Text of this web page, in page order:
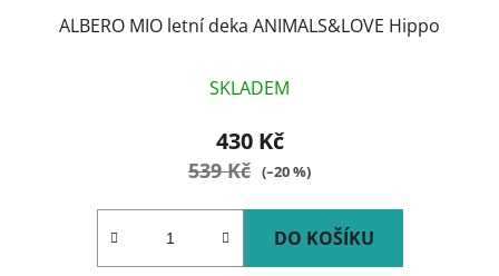
ALBERO MIO letní deka ANIMALS&LOVE Hippo
SKLADEM
430 Kč
539 Kč (–20 %)
DO KOŠÍKU